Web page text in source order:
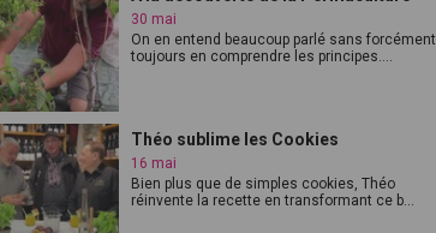
30 mai
On en entend beaucoup parlé sans forcément
toujours en comprendre les principes....
Théo sublime les Cookies
16 mai
Bien plus que de simples cookies, Théo
réinvente la recette en transformant ce b...